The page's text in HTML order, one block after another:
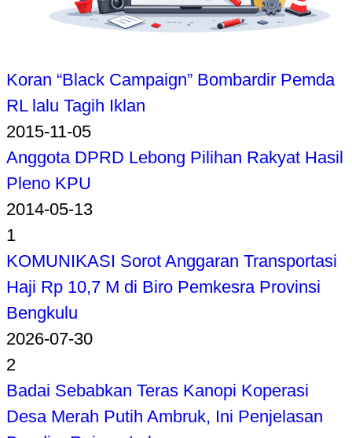
Koran “Black Campaign” Bombardir Pemda
RL lalu Tagih Iklan
2015-11-05
Anggota DPRD Lebong Pilihan Rakyat Hasil
Pleno KPU
2014-05-13
1
KOMUNIKASI Sorot Anggaran Transportasi
Haji Rp 10,7 M di Biro Pemkesra Provinsi
Bengkulu
2026-07-30
2
Badai Sebabkan Teras Kanopi Koperasi
Desa Merah Putih Ambruk, Ini Penjelasan